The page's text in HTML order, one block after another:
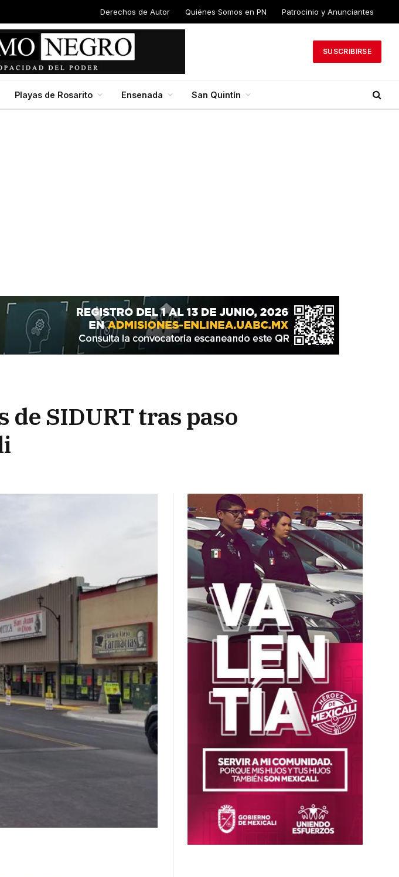
Derechos de Autor Quiénes Somos en PN Patrocinio y Anunciantes
SUSCRIBIRSE
Playas de Rosarito Ensenada San Quintín
SIDURT tras paso